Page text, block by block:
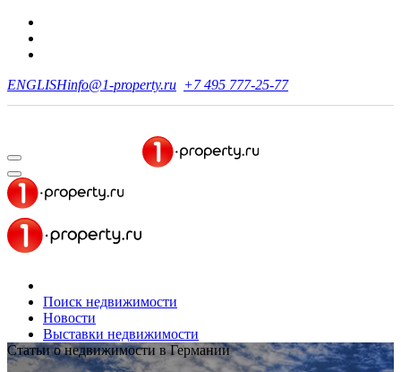
ENGLISHinfo@1-property.ru +7 495 777-25-77
Поиск недвижимости
Новости
Выставки недвижимости
Статьи о недвижимости в Германии